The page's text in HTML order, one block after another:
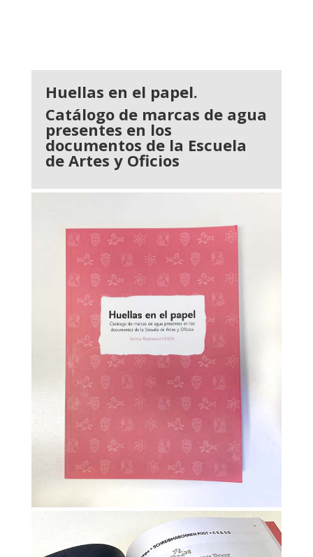
Huellas en el papel.
Catálogo de marcas de agua
presentes en los
documentos de la Escuela
de Artes y Oficios